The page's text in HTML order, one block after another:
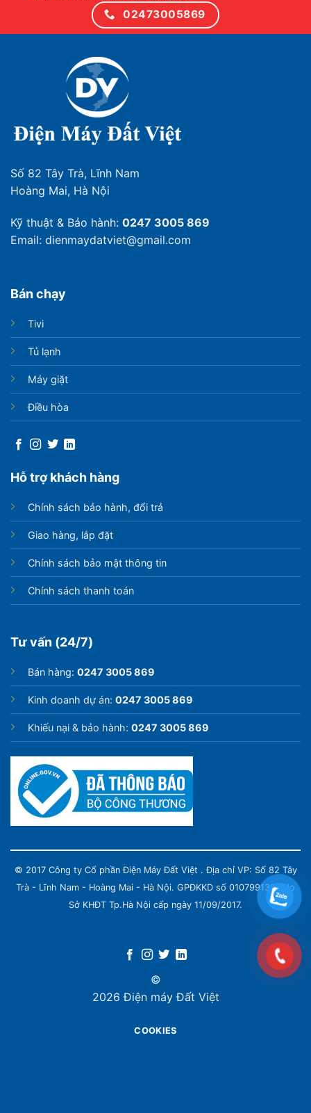
02473005869
Số 82 Tây Trà, Lĩnh Nam
Hoàng Mai, Hà Nội
Kỹ thuật & Bảo hành: 0247 3005 869
Email: dienmaydatviet@gmail.com
Bán chạy
Tivi
Tủ lạnh
Máy giặt
Điều hòa
Hỗ trợ khách hàng
Chính sách bảo hành, đổi trả
Giao hàng, lắp đặt
Chính sách bảo mật thông tin
Chính sách thanh toán
Tư vấn (24/7)
Bán hàng: 0247 3005 869
Kinh doanh dự án: 0247 3005 869
Khiếu nại & bảo hành: 0247 3005 869
© 2017 Công ty Cổ phần Điện Máy Đất Việt . Địa chỉ VP: Số 82 Tây
Trà - Lĩnh Nam - Hoàng Mai - Hà Nội. GPĐKKD số 0107991339 do
Sở KHĐT Tp.Hà Nội cấp ngày 11/09/2017.
©
2026 Điện máy Đất Việt
COOKIES